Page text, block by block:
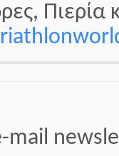
Πιερία
mail